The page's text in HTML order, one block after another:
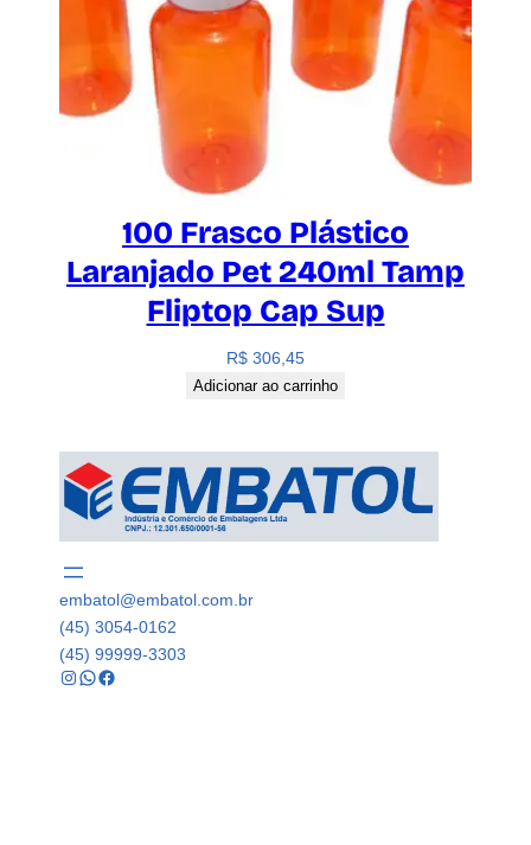
100 Frasco Plástico
Laranjado Pet 240ml Tamp
Fliptop Cap Sup
R$ 306,45
Adicionar ao carrinho
embatol@embatol.com.br
(45) 3054-0162
(45) 99999-3303
Instagram WhatsApp Facebook